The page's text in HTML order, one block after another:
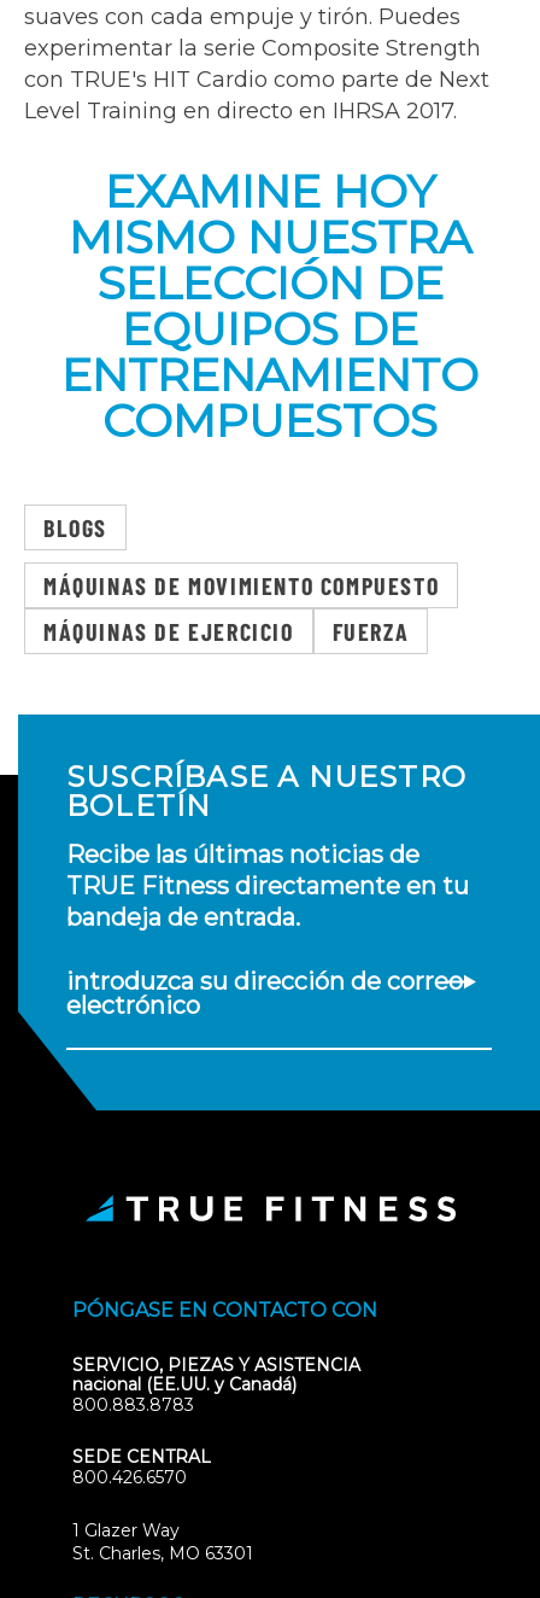
suaves con cada empuje y tirón. Puedes
experimentar la serie Composite Strength
con TRUE's HIT Cardio como parte de Next
Level Training en directo en IHRSA 2017.
EXAMINE HOY
MISMO NUESTRA
SELECCIÓN DE
EQUIPOS DE
ENTRENAMIENTO
COMPUESTOS
BLOGS
MÁQUINAS DE MOVIMIENTO COMPUESTO
MÁQUINAS DE EJERCICIO
FUERZA
SUSCRÍBASE A NUESTRO
BOLETÍN
Recibe las últimas noticias de
TRUE Fitness directamente en tu
bandeja de entrada.
introduzca su dirección de correo
electrónico
PÓNGASE EN CONTACTO CON
SERVICIO, PIEZAS Y ASISTENCIA
nacional (EE.UU. y Canadá)
800.883.8783
SEDE CENTRAL
800.426.6570
1 Glazer Way
St. Charles, MO 63301